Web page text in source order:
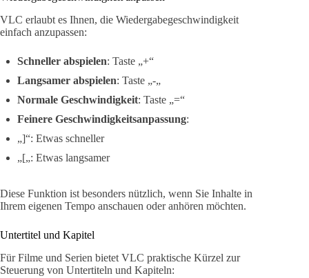
VLC erlaubt es Ihnen, die Wiedergabegeschwindigkeit
einfach anzupassen:
Schneller abspielen: Taste „+“
Langsamer abspielen: Taste „-„
Normale Geschwindigkeit: Taste „=“
Feinere Geschwindigkeitsanpassung:
„]“: Etwas schneller
„[„: Etwas langsamer
Diese Funktion ist besonders nützlich, wenn Sie Inhalte in
Ihrem eigenen Tempo anschauen oder anhören möchten.
Untertitel und Kapitel
Für Filme und Serien bietet VLC praktische Kürzel zur
Steuerung von Untertiteln und Kapiteln: